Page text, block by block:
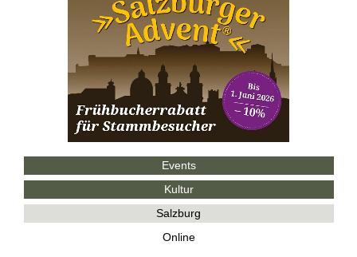
Events
Kultur
Salzburg
Online